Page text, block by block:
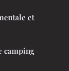
et
camping